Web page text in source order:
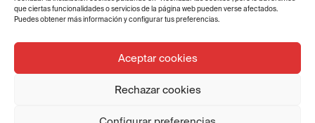
que ciertas funcionalidades o servicios de la página web pueden verse afectados.
Puedes obtener más información y configurar tus preferencias.
Aceptar cookies
Rechazar cookies